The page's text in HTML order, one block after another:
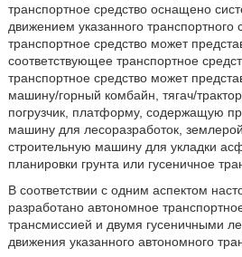
транспортное средство оснащено
движением указанного транспортного
транспортное средство может
соответствующее транспортное
транспортное средство может
машину/горный комбайн, тягач/
погрузчик, платформу, содержащую
машину для лесоразработок,
строительную машину для укладки
планировки грунта или гусеничное
В соответствии с одним аспектом
разработано автономное
трансмиссией и двумя гусеничными
движения указанного автономного